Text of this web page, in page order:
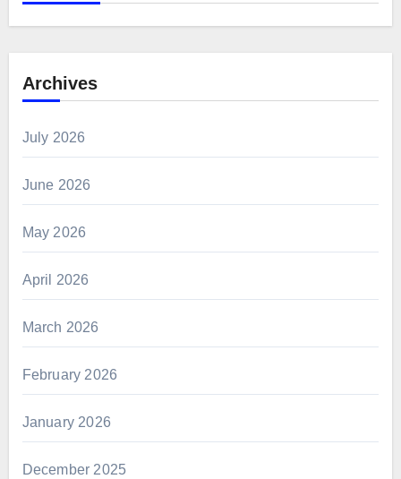
Archives
July 2026
June 2026
May 2026
April 2026
March 2026
February 2026
January 2026
December 2025